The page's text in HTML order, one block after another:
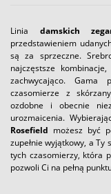
Linia damskich
przedstawieniem
są za sprzeczne.
najczęstsze
zachwycająco.
czasomierze z
ozdobne i obecnie
urozmaicenia.
Rosefield możesz być
zupełnie wyjątkowy, a
tych czasomierzy, która
pozwoli Ci na pełną